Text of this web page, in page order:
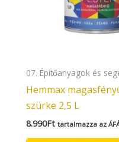
07. Építőanyagok és
Hemmax
szürke 2,5 L
8.990Ft tartalmazza az